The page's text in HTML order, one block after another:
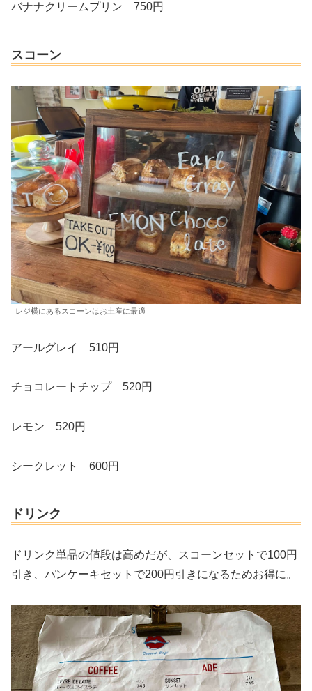
バナナクリームプリン 750円
スコーン
レジ横にあるスコーンはお土産に最適
アールグレイ 510円
チョコレートチップ 520円
レモン 520円
シークレット 600円
ドリンク
ドリンク単品の値段は高めだが、スコーンセットで100円
引き、パンケーキセットで200円引きになるためお得に。